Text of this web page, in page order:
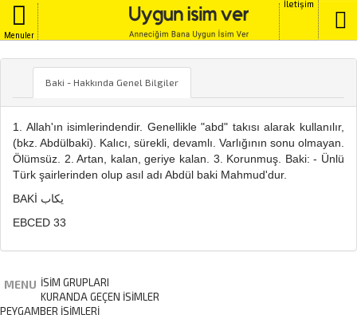
Menuler
İletişim
Baki - Hakkında Genel Bilgiler
1. Allah'ın isimlerindendir. Genellikle "abd" takısı alarak kullanılır,
(bkz. Abdülbaki). Kalıcı, sürekli, devamlı. Varlığının sonu olmayan.
Ölümsüz. 2. Artan, kalan, geriye kalan. 3. Korunmuş. Baki: - Ünlü
Türk şairlerinden olup asıl adı Abdül baki Mahmud'dur.
BAKİ يكاب
EBCED 33
MENU İSİM GRUPLARI
KURANDA GEÇEN İSIMLER
PEYGAMBER İSIMLERI